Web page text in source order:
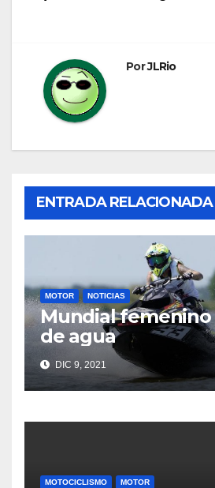
PorJLRio
ENTRADA RELACIONADA
MOTOR NOTICIAS
Mundial
de agua
DIC 9, 2021
MOTOCICLISMO MOTOR